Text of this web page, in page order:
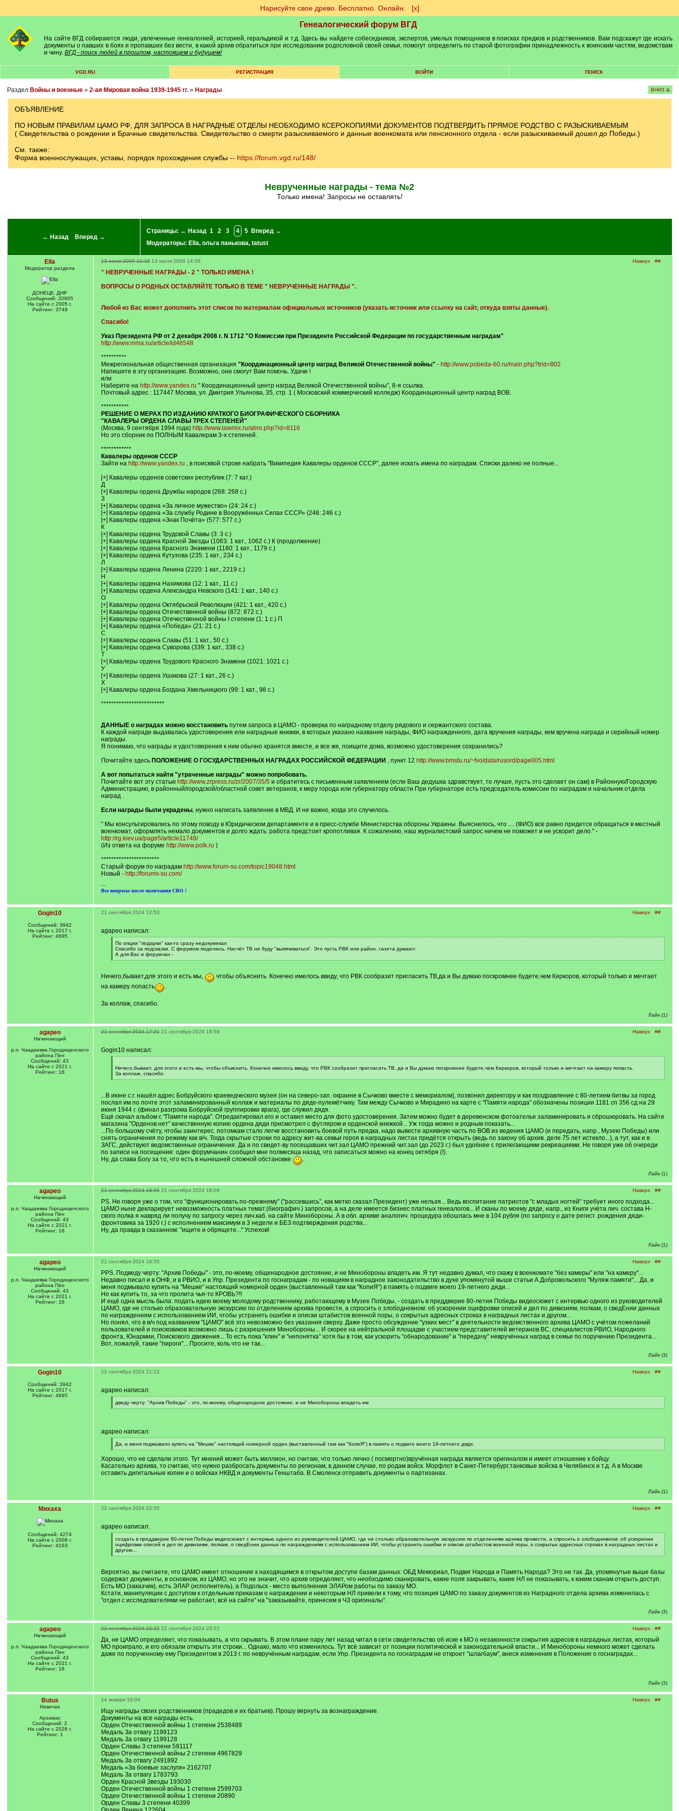
Нарисуйте свое древо. Бесплатно. Онлайн. [х]
Генеалогический форум ВГД
На сайте ВГД собираются люди, увлеченные генеалогией, историей, геральдикой и т.д. Здесь вы найдете собеседников, экспертов, умелых помощников в поисках предков и родственников. Вам подскажут где искать
документы о павших в боях и пропавших без вести, в какой архив обратиться при исследовании родословной своей семьи, помогут определить по старой фотографии принадлежность к воинским частям, ведомствам
и чину. ВГД - поиск людей в прошлом, настоящем и будущем!
VGD.RU РЕГИСТРАЦИЯ ВОЙТИ ПОИСК
Раздел Войны и военные» 2-ая Мировая война 1939-1945 гг.» Награды ВНИЗ ⇊
ОБЪЯВЛЕНИЕ
ПО НОВЫМ ПРАВИЛАМ ЦАМО РФ, ДЛЯ ЗАПРОСА В НАГРАДНЫЕ ОТДЕЛЫ НЕОБХОДИМО КСЕРОКОПИЯМИ ДОКУМЕНТОВ ПОДТВЕРДИТЬ ПРЯМОЕ РОДСТВО С РАЗЫСКИВАЕМЫМ
( Свидетельства о рождении и Брачные свидетельства. Свидетельство о смерти разыскиваемого и данные военкомата или пенсионного отдела - если разыскиваемый дошел до Победы.)
См. также:
Форма военнослужащих, уставы, порядок прохождения службы -- https://forum.vgd.ru/148/
Неврученные награды - тема №2
Только имена! Запросы не оставлять!
← Назад Вперед →
Страницы: ← Назад 1 2 3 4 5
Вперед →
Модераторы: Ella, ольга панькова, tatust
Ella
Модератор раздела
ДОНЕЦК, ДНР
Сообщений: 20905
На сайте с 2005 г.
Рейтинг: 3749
Наверх ##
13 июля 2009 10:16 13 июля 2009 14:58
" НЕВРУЧЕННЫЕ НАГРАДЫ - 2 " ТОЛЬКО ИМЕНА !
ВОПРОСЫ О РОДНЫХ ОСТАВЛЯЙТЕ ТОЛЬКО В ТЕМЕ " НЕВРУЧЕННЫЕ НАГРАДЫ ".
Любой из Вас может дополнить этот список по материалам официальных источников (указать источник или ссылку на сайт, откуда взяты данные).
Спасибо!
Указ Президента РФ от 2 декабря 2008 г. N 1712 "О Комиссии при Президенте Российской Федерации по государственным наградам"
http://www.mma.ru/article/id46548
**********
Межрегиональная общественная организация "Координационный центр наград Великой Отечественной войны" - http://www.pobeda-60.ru/main.php?trid=802
Напишите в эту организацию. Возможно, они смогут Вам помочь. Удачи !
или
Наберите на http://www.yandex.ru " Координационный центр наград Великой Отечественной войны", 8-я ссылка.
Почтовый адрес : 117447 Москва, ул. Дмитрия Ульянова, 35, стр. 1 ( Московский коммерческий колледж) Координационный центр наград ВОВ.
***********
РЕШЕНИЕ О МЕРАХ ПО ИЗДАНИЮ КРАТКОГО БИОГРАФИЧЕСКОГО СБОРНИКА
"КАВАЛЕРЫ ОРДЕНА СЛАВЫ ТРЕХ СТЕПЕНЕЙ"
(Москва, 9 сентября 1994 года) http://www.lawmix.ru/abro.php?id=8116
Но это сборник по ПОЛНЫМ Кавалерам 3-х степеней.
************
Кавалеры орденов СССР
Зайти на http://www.yandex.ru , в поисквой строке набрать "Википедия Кавалеры орденов СССР", далее искать имена по наградам. Списки далеко не полные...
[+] Кавалеры орденов советских республик (7: 7 кат.)
Д
[+] Кавалеры ордена Дружбы народов (268: 268 с.)
З
[+] Кавалеры ордена «За личное мужество» (24: 24 с.)
[+] Кавалеры ордена «За службу Родине в Вооружённых Силах СССР» (246: 246 с.)
[+] Кавалеры ордена «Знак Почёта» (577: 577 с.)
К
[+] Кавалеры ордена Трудовой Славы (3: 3 с.)
[+] Кавалеры ордена Красной Звезды (1063: 1 кат., 1062 с.) К (продолжение)
[+] Кавалеры ордена Красного Знамени (1180: 1 кат., 1179 с.)
[+] Кавалеры ордена Кутузова (235: 1 кат., 234 с.)
Л
[+] Кавалеры ордена Ленина (2220: 1 кат., 2219 с.)
Н
[+] Кавалеры ордена Нахимова (12: 1 кат., 11 с.)
[+] Кавалеры ордена Александра Невского (141: 1 кат., 140 с.)
О
[+] Кавалеры ордена Октябрьской Революции (421: 1 кат., 420 с.)
[+] Кавалеры ордена Отечественной войны (872: 872 с.)
[+] Кавалеры ордена Отечественной войны I степени (1: 1 с.) П
[+] Кавалеры ордена «Победа» (21: 21 с.)
С
[+] Кавалеры ордена Славы (51: 1 кат., 50 с.)
[+] Кавалеры ордена Суворова (339: 1 кат., 338 с.)
Т
[+] Кавалеры ордена Трудового Красного Знамени (1021: 1021 с.)
У
[+] Кавалеры ордена Ушакова (27: 1 кат., 26 с.)
Х
[+] Кавалеры ордена Богдана Хмельницкого (99: 1 кат., 98 с.)
*************************
ДАННЫЕ о наградах можно восстановитьпутем запроса в ЦАМО - проверка по наградному отделу рядового и сержантского состава.
К каждой награде выдавалась удостоверения или наградные книжки, в которых указано название награды, ФИО награжденного, дата вручения награды, кем вручена награда и серийный номер
награды.
Я понимаю, что награды и удостоверения к ним обычно хранятся вместе, и все же, поищите дома, возможно удостоверения сохранились?
Почитайте здесь ПОЛОЖЕНИЕ О ГОСУДАРСТВЕННЫХ НАГРАДАХ РОССИЙСКОЙ ФЕДЕРАЦИИ , пункт 12 http://www.bmstu.ru/~fvo/data/rusord/page005.html
А вот попытаться найти "утраченные награды" можно попробовать.
Почитайте вот эту статью http://www.zrpress.ru/zr/2007/35/5и обратитесь с письменным заявлением (если Ваш дедушка здравствует, то лучше, пусть это сделает он сам) в Районную/Городскую
Администрацию, в районный/городской/областной совет ветеранов, к меру города или губернатору области При губернаторе есть председатель комиссии по наградам и начальник отдела
наград .
Если награды были украдены, нужно написать заявление в МВД. И не важно, когда это случилось.
" Мы консультировались по этому поводу в Юридическом департаменте и в пресс-службе Министерства обороны Украины. Выяснилось, что .... (ФИО) все равно придется обращаться в местный
военкомат, оформлять немало документов и долго ждать: работа предстоит кропотливая. К сожалению, наш журналистский запрос ничем не поможет и не ускорит дело." -
http://rg.kiev.ua/page5/article11748/
(Из ответа на форуме http://www.polk.ru )
***********************
Старый форум по наградам http://www.forum-su.com/topic19048.html
Новый - http://forums-su.com/
---
Все вопросы после окончания СВО !
Gogin10
Сообщений: 3942
На сайте с 2017 г.
Рейтинг: 4695
Наверх ##
21 сентября 2024 12:53
agapeo написал:
[
q
]
По опции "подарки" как-то сразу недокумекал
Спасибо за подсказки. С форумом поделюсь. Насчёт ТВ не буду "выпячиваться". Это пусть РВК или район. газета думают.
А для Вас и форумчан -
[
]
Ничего,бывает,для этого и есть мы,
чтобы объяснить. Конечно имелось ввиду, что РВК сообразит пригласить ТВ,да и Вы думаю поскромнее будете,чем Киркоров, который только и мечтает
на камеру попасть
.
За коллаж, спасибо.
Лайк (1)
agapeo
Начинающий
р.п. Чаадаевка Городищенского
района Пен
Сообщений: 43
На сайте с 2021 г.
Рейтинг: 16
Наверх ##
21 сентября 2024 17:21 21 сентября 2024 18:59
Gogin10 написал:
q
]
Ничего,бывает, для этого и есть мы, чтобы объяснить. Конечно имелось ввиду, что РВК сообразит пригласить ТВ, да и Вы думаю поскромнее будете,чем Киркоров, который только и мечтает на камеру попасть.
За коллаж, спасибо.
[
]
...В июне с.г. нашёл адрес Бобруйского краеведческого музея (он на северо-зап. окраине в Сычково вместе с мемориалом), позвонил директору и как поздравление с 80-летием битвы за город
послал им по почте этот заламинированный коллаж и материалы по дяде-пулемётчику. Там между Сычково и Мирадино на карте с "Памяти народа" обозначены позиции 1181 сп 356 сд на 29
июня 1944 г. (финал разгрома Бобруйской группировки врага), где служил дядя.
Ещё скачал альбом с "Памяти народа". Отредактировал его и оставил место для фото удостоверения. Затем можно будет в деревенском фотоателье заламинировать и сброшюровать. На сайте
магазина "Орденов.нет" качественную копию ордена дяди присмотрел с футляром и орденской книжкой... Уж тогда можно и родным показать...
...По большому счёту, чтобы заинтерес. потомкам стало легче восстановить боевой путь предка, надо вывести архивную часть по ВОВ из ведения ЦАМО (и передать, напр., Музею Победы) или
снять ограничения по режиму как в/ч. Тогда скрытые строки по адресу жит-ва семьи героя в наградных листах придётся открыть (ведь по закону об архив. деле 75 лет истекло...), а тут, как и в
ЗАГС, действуют ведомственные ограничения. Да и по свидет-ву посещавших чит.зал ЦАМО прежний чит.зал (до 2023 г.) был удобнее с прилегающими рекреациями. Не говоря уже об очереди
по записи на посещение: один форумчанин сообщил мне полмесяца назад, что записаться можно на конец октября (!).
Ну, да слава Богу за то, что есть в нынешней сложной обстановке
.
Лайк (1)
agapeo
Начинающий
р.п. Чаадаевка Городищенского
района Пен
Сообщений: 43
На сайте с 2021 г.
Рейтинг: 16
Наверх ##
21 сентября 2024 18:06 21 сентября 2024 18:09
PS. Не говоря уже о том, что "функционировать по-прежнему" ("рассевшись", как метко сказал Президент) уже нельзя... Ведь воспитание патриотов "с младых ногтей" требует иного подхода...
ЦАМО ныне декларирует невозможность платных темат.(биографич.) запросов, а на деле имеется бизнес платных генеалогов... И сканы по моему дяде, напр., из Книги учёта лич. состава Н-
ского полка я навряд ли получу по запросу через лич.каб. на сайте Минобороны. А в обл. архиве аналогич. процедура обошлась мне в 104 рубля (по запросу о дате регист. рождения дяди-
фронтовика за 1920 г.) с исполнением максимум в 3 недели и БЕЗ подтверждения родства...
Ну, да правда в сказанном: "ищите и обрящете..." Успехов!
Лайк (1)
agapeo
Начинающий
р.п. Чаадаевка Городищенского
района Пен
Сообщений: 43
На сайте с 2021 г.
Рейтинг: 16
Наверх ##
21 сентября 2024 18:55
PPS. Подведу черту: "Архив Победы" - это, по-моему, общенародное достояние, и не Минобороны владеть им. Я тут недавно думал, что скажу в военкомате "без камеры" или "на камеру"...
Недавно писал и в ОНФ, и в РВИО, и в Упр. Президента по госнаградам - по новациям в наградное законодательство в духе упомянутой выше статьи А.Добровольского "Муляж памяти"... Да, и
меня подмывало купить на "Мешке" настоящий номерной орден (выставленный там как "КопиЯ") в память о подвиге моего 19-летнего дяди...
Но как купить то, за что пролита чья-то КРОВЬ?!!
И ещё одна мысль была: подать идею моему молодому родственнику, работающему в Музее Победы, - создать в преддверие 80-летия Победы видеосюжет с интервью одного из руководителей
ЦАМО, где не столько образовательную экскурсию по отделениям архива провести, а спросить о злободневном: об ускорении оцифровки описей и дел по дивизиям, полкам, о сведЕнии данных
по награждениям с использованием ИИ, чтобы устранить ошибки и описки штабистов военной поры, о сокрытых адресных строках в наградных листах и другом...
Но понял, что в в/ч под названием "ЦАМО" всё это невозможно без указания сверху. Даже просто обсуждение "узких мест" в деятельности ведомственного архива ЦАМО с учётом пожеланий
пользователей и поисковиков возможно лишь с разрешения Минобороны... И скорее на нейтральной площадке с участием представителей ветеранов ВС, специалистов РВИО, Народного
фронта, Юнармии, Поискового движения... То есть пока "клин" и "непонятка" хотя бы в том, как ускорить "обнародование" и "передачу" невручённых наград в семьи по поручению Президента...
Вот, пожалуй, такие "пироги"... Просите, коль что не так...
Лайк (3)
Gogin10
Сообщений: 3942
На сайте с 2017 г.
Рейтинг: 4695
Наверх ##
22 сентября 2024 21:12
agapeo написал:
[
q
дведу черту: "Архив Победы" - это, по-моему, общенародное достояние, и не Минобороны владеть им
[
agapeo написал:
[
q
Да, и меня подмывало купить на "Мешке" настоящий номерной орден (выставленный там как "КопиЯ") в память о подвиге моего 19-летнего дяди.
[
q
]
Хорошо, что не сделали этого. Тут мнений может быть миллион, но считаю, что только лично ( посмертно)вручённая награда является оригиналом и имеет отношение к бойцу.
Касательно архива, то считаю, что нужно разбросать документы по регионам, в данном случае, по родам войск. Морфлот в Санкт-Петербург,танковые войска в Челябинск и т.д. А в Москве
оставить дигитальные копии и о войсках НКВД и документы Генштаба. В Смоленск отправить документы о партизанах.
Лайк (1)
Михаха
Сообщений: 4274
На сайте с 2008 г.
Рейтинг: 4163
Наверх ##
22 сентября 2024 22:55
agapeo написал:
[
q
]
создать в преддверие 80-летия Победы видеосюжет с интервью одного из руководителей ЦАМО, где не столько образовательную экскурсию по отделениям архива провести, а спросить о злободневном: об ускорении
оцифровки описей и дел по дивизиям, полкам, о сведЕнии данных по награждениям с использованием ИИ, чтобы устранить ошибки и описки штабистов военной поры, о сокрытых адресных строках в наградных листах и
другом...
[
]
Вероятно, вы считаете, что ЦАМО имеет отношение к находящимся в открытом доступе базам данных: ОБД Мемориал, Подвиг Народа и Память Народа? Это не так. Да, упомянутые выше базы
содержат документы, в основном, из ЦАМО, но это не значит, что архив определяет, что необходимо сканировать, какие поля закрывать, какие НЛ не показывать, к каким сканам открыть доступ.
Есть МО (заказчик), есть ЭЛАР (исполнитель), а Подольск - место выполнения ЭЛАРом работы по заказу МО.
Кстати, манипуляции с доступом к отдельным приказам о награждении и некоторым НЛ привели к тому, что позиция ЦАМО по заказу документов из Наградного отдела архива изменилась с
"отдел с исследователями не работает, всё на сайте" на "заказывайте, принесем в ЧЗ оригиналы".
Лайк (3)
agapeo
Начинающий
р.п. Чаадаевка Городищенского
района Пен
Сообщений: 43
На сайте с 2021 г.
Рейтинг: 16
Наверх ##
22 сентября 2024 23:22 22 сентября 2024 23:22
Да, не ЦАМО определяет, что показывать, а что скрывать. В этом плане пару лет назад читал в сети свидетельство об иске к МО о незаконности сокрытия адресов в наградных листах, который
МО проиграло, и его обязали открыть эти строки... Однако, мало что изменилось. Тут всё зависит от позиции политической и законодательной власти... И Минобороны немного может сделать
даже по порученному ему Президентом в 2013 г. по невручённым наградам, если Упр. Президента по госнаградам не откроет "шлагбаум", внеся изменения в Положение о госнаградах...
Лайк (3)
Butus
Новичок
Арзамас
Сообщений: 2
На сайте с 2026 г.
Рейтинг: 1
Наверх ##
14 января 16:04
Ищу награды своих родственников (прадедов и их братьев). Прошу вернуть за вознаграждение.
Документы на все награды есть.
Орден Отечественной войны 1 степени 2538489
Медаль За отвагу 1199123
Медаль За отвагу 1199128
Орден Славы 3 степени 591117
Орден Отечественной войны 2 степени 4967829
Медаль За отвагу 2491892
Медаль «За боевые заслуги» 2162707
Медаль За отвагу 1783793
Орден Красной Звезды 193030
Орден Отечественной войны 1 степени 2599703
Орден Отечественной войны 1 степени 20890
Орден Славы 3 степени 40399